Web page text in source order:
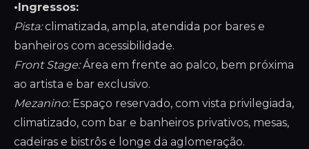
•Ingressos:
Pista:climatizada, ampla, atendida por bares e
banheiros com acessibilidade.
Front Stage:Área em frente ao palco, bem próxima
ao artista e bar exclusivo.
Mezanino:Espaço reservado, com vista privilegiada,
climatizado, com bar e banheiros privativos, mesas,
cadeiras e bistrôs e longe da aglomeração.